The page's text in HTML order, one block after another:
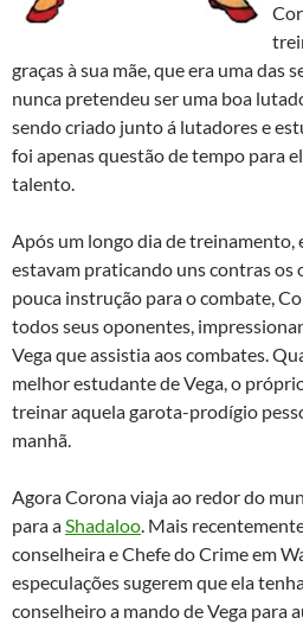
graças à sua mãe, que era uma das
nunca pretendeu ser uma boa
sendo criado junto á lutadores e
foi apenas questão de tempo para
talento.
Após um longo dia de treinamento,
estavam praticando uns contras os
pouca instrução para o combate,
todos seus oponentes,
Vega que assistia aos combates.
melhor estudante de Vega, o
treinar aquela garota-prodígio
manhã.
Agora Corona viaja ao redor do
para aShadaloo. Mais
conselheira e Chefe do Crime em
especulações sugerem que ela
conselheiro a mando de Vega para